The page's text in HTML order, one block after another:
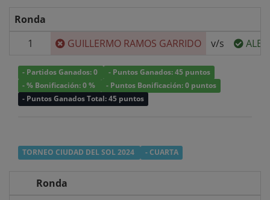
Ronda
1
GUILLERMO RAMOS GARRIDO v/s
- Partidos Ganados: 0
- Puntos Ganados: 45 puntos
- % Bonificación: 0 %
- Puntos Bonificación: 0 puntos
- Puntos Ganados Total: 45 puntos
TORNEO CIUDAD DEL SOL 2024 - CUARTA
Ronda